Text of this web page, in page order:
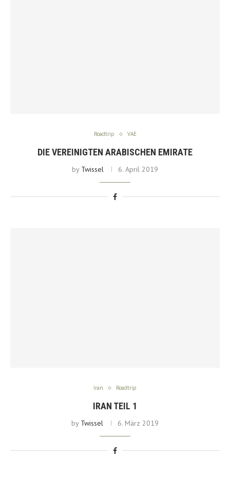
Roadtrip VAE
DIE VEREINIGTEN ARABISCHEN EMIRATE
by Twissel 6. April 2019
Iran Roadtrip
IRAN TEIL 1
by Twissel 6. März 2019